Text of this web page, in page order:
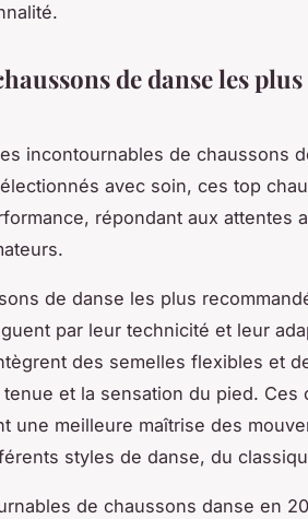
de danse les
incontournables de chaussons
avec soin, ces top
répondant aux attentes
de danse les plus
par leur technicité et leur
des semelles flexibles et
et la sensation du pied. Ces
une meilleure maîtrise des
styles de danse, du
de chaussons danse en